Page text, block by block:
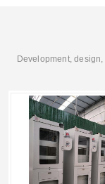
Development,